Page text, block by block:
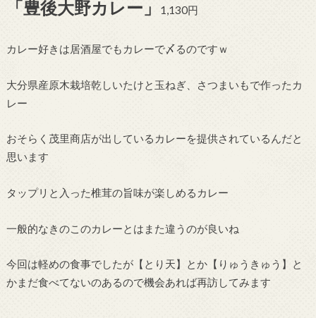
「豊後大野カレー」 1,130円
カレー好きは居酒屋でもカレーで〆るのですｗ
大分県産原木栽培乾しいたけと玉ねぎ、さつまいもで作ったカ
レー
おそらく茂里商店が出しているカレーを提供されているんだと
思います
タップリと入った椎茸の旨味が楽しめるカレー
一般的なきのこのカレーとはまた違うのが良いね
今回は軽めの食事でしたが【とり天】とか【りゅうきゅう】と
かまだ食べてないのあるので機会あれば再訪してみます